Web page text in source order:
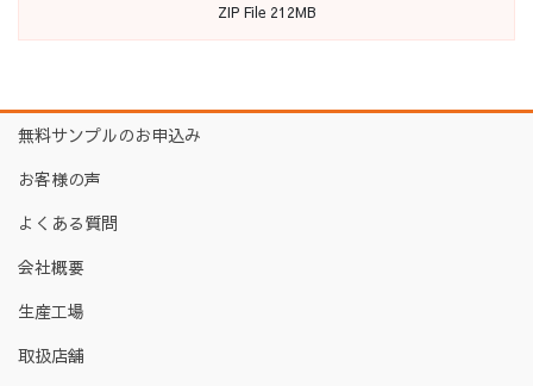
ZIP File 212MB
無料サンプルのお申込み
お客様の声
よくある質問
会社概要
生産工場
取扱店舗